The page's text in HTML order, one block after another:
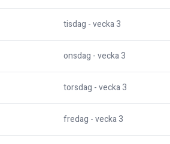
tisdag - vecka3
onsdag - vecka3
torsdag - vecka3
fredag - vecka3